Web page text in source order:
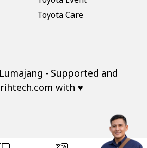
Toyota Care
- Supported and
with ♥